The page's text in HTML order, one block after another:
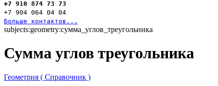
+7 910 874 73 73
+7 904 064 04 04
Больше контактов...
subjects:geometry:сумма_углов_треугольника
Сумма углов треугольника
Геометрия ( Справочник )